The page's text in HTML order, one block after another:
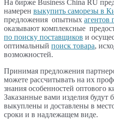
На бирже Business China RU
намерен выкупить саморезы в
предложения опытных агентов
оказывают комплексные
по поиску поставщиков и
оптимальный поиск товара,
возможностей.
Принимая предложения
можете рассчитывать на их
знания особенностей оптового
Заказанные вами изделия будут
выкуплены и доставлены в
сроки и в надлежащем виде.